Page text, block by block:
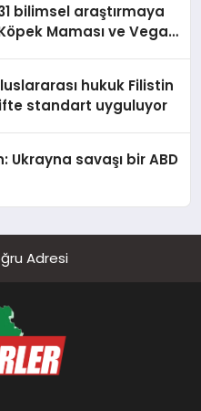
bilimsel araştırmaya
Maması ve Vegan
hukuk Filistin
standart uyguluyor
Ukrayna savaşı bir ABD
Adresi